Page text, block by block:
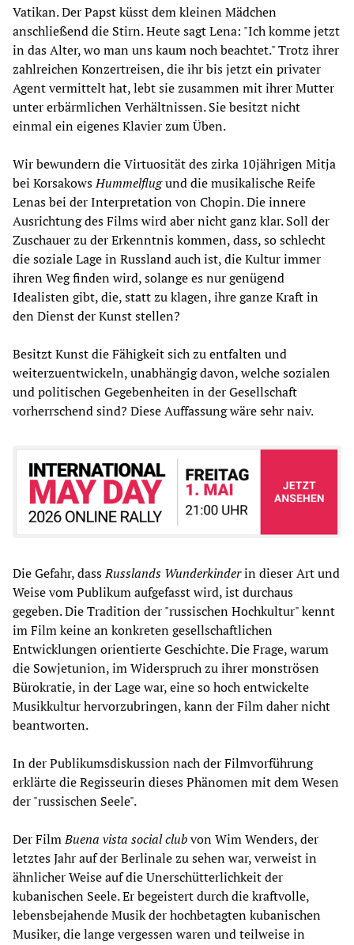
Vatikan. Der Papst küsst dem kleinen Mädchen
anschließend die Stirn. Heute sagt Lena: "Ich komme jetzt
in das Alter, wo man uns kaum noch beachtet." Trotz ihrer
zahlreichen Konzertreisen, die ihr bis jetzt ein privater
Agent vermittelt hat, lebt sie zusammen mit ihrer Mutter
unter erbärmlichen Verhältnissen. Sie besitzt nicht
einmal ein eigenes Klavier zum Üben.
Wir bewundern die Virtuosität des zirka 10jährigen Mitja
bei KorsakowsHummelflugund die musikalische Reife
Lenas bei der Interpretation von Chopin. Die innere
Ausrichtung des Films wird aber nicht ganz klar. Soll der
Zuschauer zu der Erkenntnis kommen, dass, so schlecht
die soziale Lage in Russland auch ist, die Kultur immer
ihren Weg finden wird, solange es nur genügend
Idealisten gibt, die, statt zu klagen, ihre ganze Kraft in
den Dienst der Kunst stellen?
Besitzt Kunst die Fähigkeit sich zu entfalten und
weiterzuentwickeln, unabhängig davon, welche sozialen
und politischen Gegebenheiten in der Gesellschaft
vorherrschend sind? Diese Auffassung wäre sehr naiv.
Die Gefahr, dassRusslands Wunderkinderin dieser Art und
Weise vom Publikum aufgefasst wird, ist durchaus
gegeben. Die Tradition der "russischen Hochkultur" kennt
im Film keine an konkreten gesellschaftlichen
Entwicklungen orientierte Geschichte. Die Frage, warum
die Sowjetunion, im Widerspruch zu ihrer monströsen
Bürokratie, in der Lage war, eine so hoch entwickelte
Musikkultur hervorzubringen, kann der Film daher nicht
beantworten.
In der Publikumsdiskussion nach der Filmvorführung
erklärte die Regisseurin dieses Phänomen mit dem Wesen
der "russischen Seele".
Der FilmBuena vista social clubvon Wim Wenders, der
letztes Jahr auf der Berlinale zu sehen war, verweist in
ähnlicher Weise auf die Unerschütterlichkeit der
kubanischen Seele. Er begeistert durch die kraftvolle,
lebensbejahende Musik der hochbetagten kubanischen
Musiker, die lange vergessen waren und teilweise in